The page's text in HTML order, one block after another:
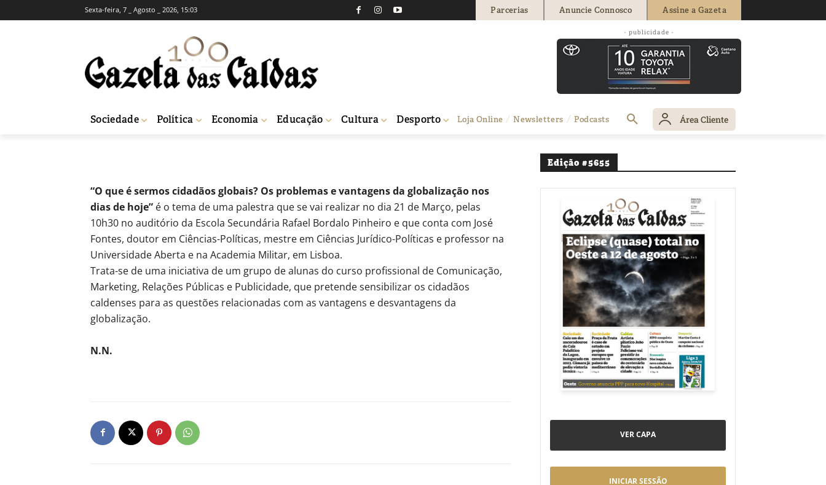
Sexta-feira, 7 _ Agosto _ 2026, 15:03 Parcerias Anuncie Connosco Assine a Gazeta
- publicidade -
Sociedade Política Economia Educação Cultura Desporto Loja Online Newsletters Podcasts Área Cliente
Palestra sobre a globalização na Escola Secundária
Bordalo Pinheiro
Redação 16 de Março, 2012
“O que é sermos cidadãos globais? Os problemas e vantagens da globalização nos
dias de hoje” é o tema de uma palestra que se vai realizar no dia 21 de Março, pelas
10h30 no auditório da Escola Secundária Rafael Bordalo Pinheiro e que conta com José
Fontes, doutor em Ciências-Políticas, mestre em Ciências Jurídico-Políticas e professor na
Universidade Aberta e na Academia Militar, em Lisboa.
Trata-se de uma iniciativa de um grupo de alunas do curso profissional de Comunicação,
Marketing, Relações Públicas e Publicidade, que pretende sensibilizar os cidadãos
caldenses para as questões relacionadas com as vantagens e desvantagens da
globalização.
N.N.
Edição #5655
VER CAPA
INICIAR SESSÃO